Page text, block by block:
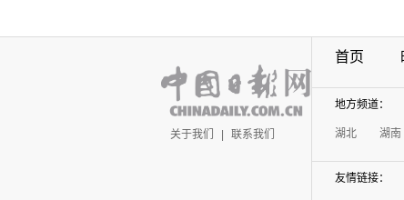
关于我们 | 联系我们
首页
地方频道：
湖北 湖南
友情链接：